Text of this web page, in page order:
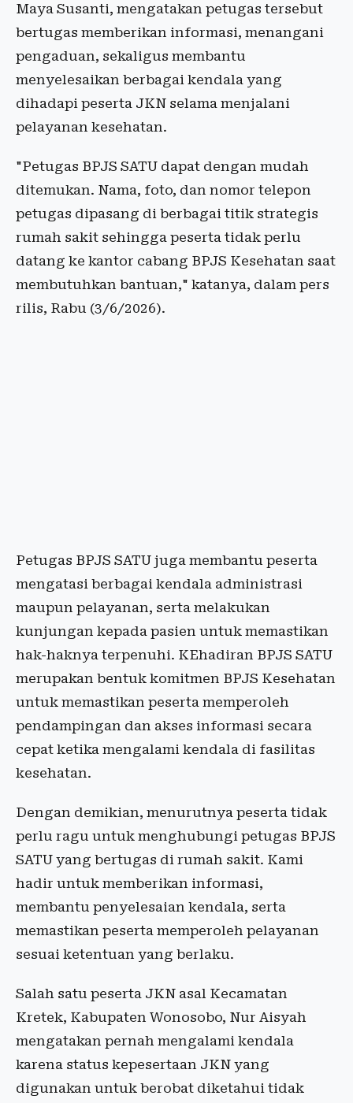
Maya Susanti, mengatakan petugas tersebut
bertugas memberikan informasi, menangani
pengaduan, sekaligus membantu
menyelesaikan berbagai kendala yang
dihadapi peserta JKN selama menjalani
pelayanan kesehatan.
"Petugas BPJS SATU dapat dengan mudah
ditemukan. Nama, foto, dan nomor telepon
petugas dipasang di berbagai titik strategis
rumah sakit sehingga peserta tidak perlu
datang ke kantor cabang BPJS Kesehatan saat
membutuhkan bantuan," katanya, dalam pers
rilis, Rabu (3/6/2026).
Petugas BPJS SATU juga membantu peserta
mengatasi berbagai kendala administrasi
maupun pelayanan, serta melakukan
kunjungan kepada pasien untuk memastikan
hak-haknya terpenuhi. KEhadiran BPJS SATU
merupakan bentuk komitmen BPJS Kesehatan
untuk memastikan peserta memperoleh
pendampingan dan akses informasi secara
cepat ketika mengalami kendala di fasilitas
kesehatan.
Dengan demikian, menurutnya peserta tidak
perlu ragu untuk menghubungi petugas BPJS
SATU yang bertugas di rumah sakit. Kami
hadir untuk memberikan informasi,
membantu penyelesaian kendala, serta
memastikan peserta memperoleh pelayanan
sesuai ketentuan yang berlaku.
Salah satu peserta JKN asal Kecamatan
Kretek, Kabupaten Wonosobo, Nur Aisyah
mengatakan pernah mengalami kendala
karena status kepesertaan JKN yang
digunakan untuk berobat diketahui tidak